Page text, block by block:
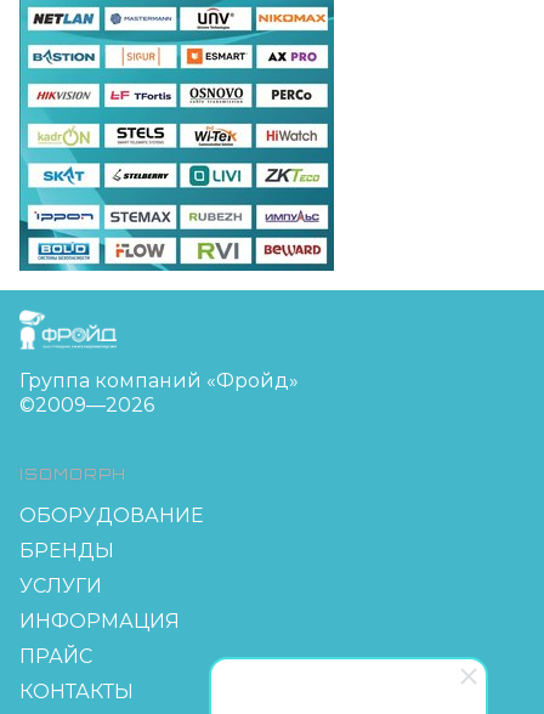
FreudGroup
Группа компаний «Фройд»
©2009—2026
ISOMORPH
ОБОРУДОВАНИЕ
БРЕНДЫ
УСЛУГИ
ИНФОРМАЦИЯ
ПРАЙС
КОНТАКТЫ